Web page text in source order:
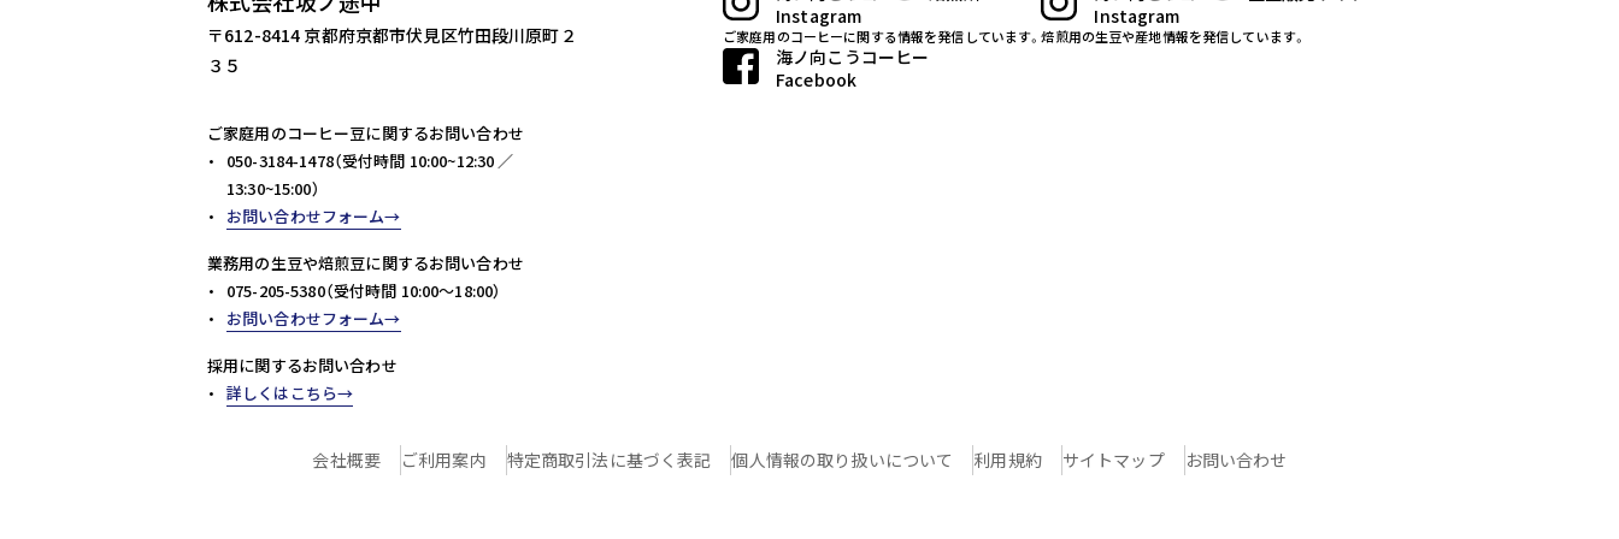
〒612-8414 京都府京都市伏見区竹田段川原町２
３５
ご家庭用のコーヒー豆に関するお問い合わせ
050-3184-1478（受付時間 10:00~12:30 ／
13:30~15:00）
お問い合わせフォーム
業務用の生豆や焙煎豆に関するお問い合わせ
075-205-5380（受付時間 10:00～18:00）
お問い合わせフォーム
採用に関するお問い合わせ
詳しくはこちら
Instagram
ご家庭用のコーヒーに関する情報を発信しています。
Instagram
焙煎用の生豆や産地情報を発信しています。
海ノ向こうコーヒー
Facebook
会社概要 ご利用案内 特定商取引法に基づく表記 個人情報の取り扱いについて 利用規約 サイトマップ お問い合わせ